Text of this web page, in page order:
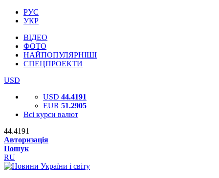
РУС
УКР
ВІДЕО
ФОТО
НАЙПОПУЛЯРНІШІ
СПЕЦПРОЕКТИ
USD
USD 44.4191
EUR 51.2905
Всі курси валют
44.4191
Авторизація
Пошук
RU